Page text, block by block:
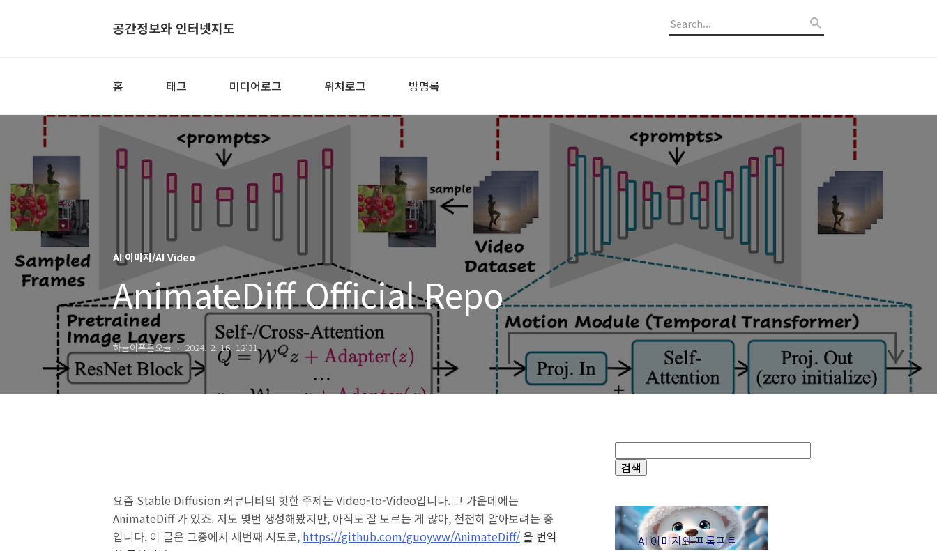
공간정보와 인터넷지도
홈 태그 미디어로그 위치로그 방명록
AI 이미지/AI Video
AnimateDiff Official Repo
하늘이푸른오늘 2024. 2. 16. 12:31
요즘 Stable Diffusion 커뮤니티의 핫한 주제는 Video-to-Video입니다. 그 가운데에는
AnimateDiff 가 있죠. 저도 몇번 생성해봤지만, 아직도 잘 모르는 게 많아, 천천히 알아보려는 중
입니다. 이 글은 그중에서 세번째 시도로, https://github.com/guoyww/AnimateDiff/ 을 번역